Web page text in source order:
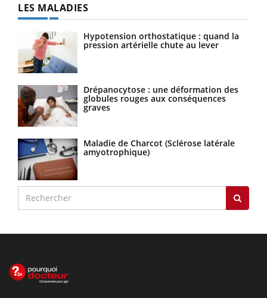
LES MALADIES
Hypotension orthostatique : quand la
pression artérielle chute au lever
Drépanocytose : une déformation des
globules rouges aux conséquences
graves
Maladie de Charcot (Sclérose latérale
amyotrophique)